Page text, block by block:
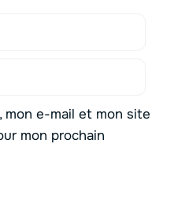
mon e-mail et mon site
mon prochain